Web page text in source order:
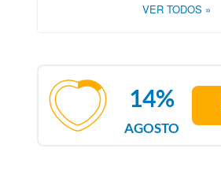
VER TODOS »
AGOSTO
14%